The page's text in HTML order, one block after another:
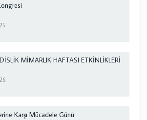
MİMARLIK HAFTASI ETKİNLİKLERİ
Karşı Mücadele Günü